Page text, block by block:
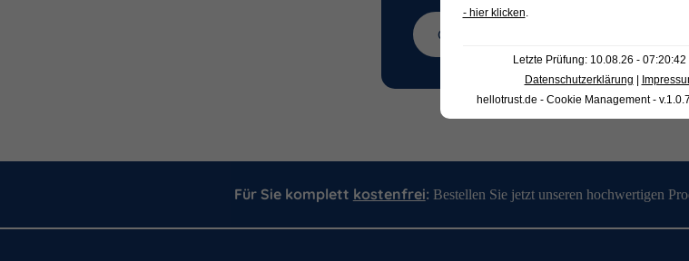
Für Sie komplett kostenfrei: Bestellen Sie jetzt unseren hochwertigen
- hier klicken
Letzte Prüfung: 10.08.26 - 07:20:42
Datenschutzerklärung |
hellotrust.de - Cookie Management -